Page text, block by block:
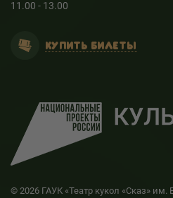
11.00 - 13.00
КУПИТЬ БИЛЕТЫ
© 2026 ГАУК «Театр кукол «Сказ»